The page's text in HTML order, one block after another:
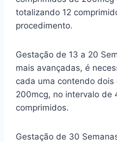
totalizando 12
procedimento.
Gestação de 13 a 20
mais avançadas, é
cada uma contendo dois
200mcg, no intervalo de
comprimidos.
Gestação de 30